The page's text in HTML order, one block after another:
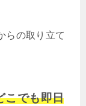
らの取り立て
こでも即日